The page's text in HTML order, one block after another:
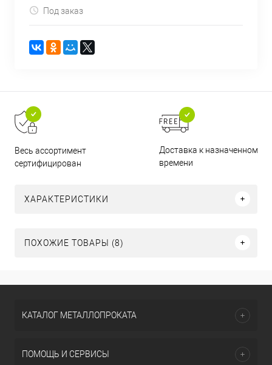
Под заказ
Весь ассортимент
сертифицирован
Доставка к назначенному
времени
ХАРАКТЕРИСТИКИ
ПОХОЖИЕ ТОВАРЫ (8)
КАТАЛОГ МЕТАЛЛОПРОКАТА
ПОМОЩЬ И СЕРВИСЫ